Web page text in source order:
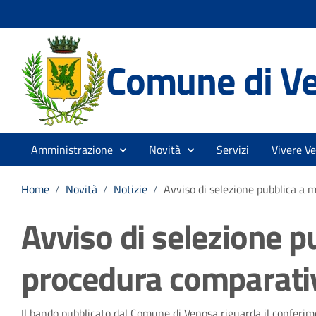
Comune di
Amministrazione Novità Servizi Vivere
Home / Novità / Notizie / Avviso di selezione pubblica a
Avviso di selezione
procedura